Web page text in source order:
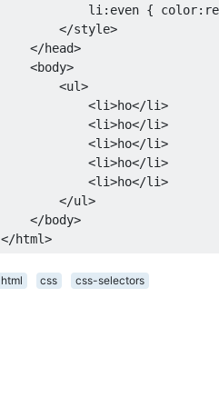
li : even { color:
</style>
</head>
<body>
<ul>
<li>ho</li>
<li>ho</li>
<li>ho</li>
<li>ho</li>
<li>ho</li>
</ul>
</body>
</html>
html css css-selectors